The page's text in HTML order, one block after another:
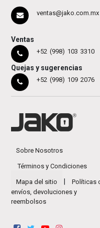
ventas@jako.com.mx
Ventas
+52 (998) 103 3310
Quejas y sugerencias
+52 (998) 109 2076
Sobre Nosotros
Términos y Condiciones
Mapa del sitio
Políticas
envíos, devoluciones y
reembolsos